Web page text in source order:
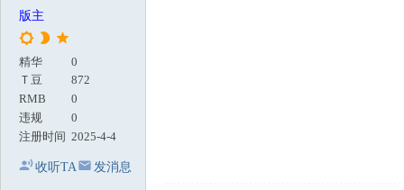
版主
精华
0
Ｔ豆
872
RMB
0
违规
0
注册时间 2025-4-4
收听TA 发消息